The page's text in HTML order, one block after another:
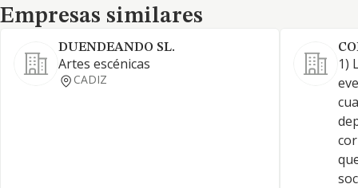
Empresas similares
Empresas similares
DUENDEANDO SL.
Artes escénicas
CADIZ
1)